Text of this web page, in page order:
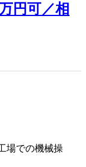
円可／相
場での機械操